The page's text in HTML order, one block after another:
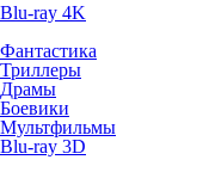
Blu-ray 4K
Фантастика
Триллеры
Драмы
Боевики
Мультфильмы
Blu-ray 3D